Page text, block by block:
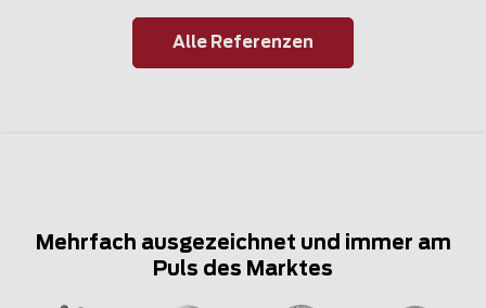
Alle Referenzen
Mehrfach ausgezeichnet und immer am
Puls des Marktes